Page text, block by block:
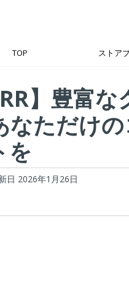
TOP ストア
RR】豊富な
なただけの
を
日 2026年1月26日